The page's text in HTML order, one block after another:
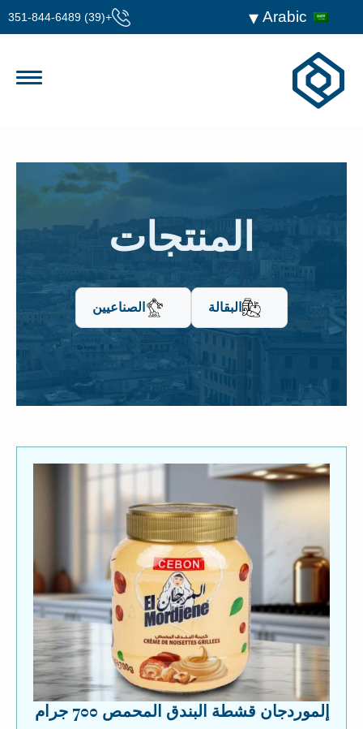
+(39) 351-844-6489
المنتجات
البقالة الصناعيين
إلموردجان قشطة البندق المحمص 700 جرام